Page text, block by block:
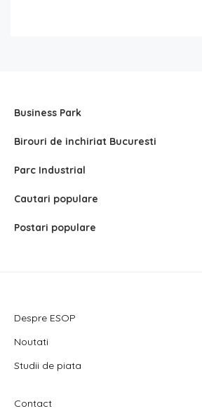
Business Park
Birouri de inchiriat Bucuresti
Parc Industrial
Cautari populare
Postari populare
Despre ESOP
Noutati
Studii de piata
Contact